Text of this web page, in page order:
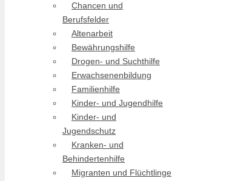
Chancen und
Berufsfelder
Altenarbeit
Bewährungshilfe
Drogen- und Suchthilfe
Erwachsenenbildung
Familienhilfe
Kinder- und Jugendhilfe
Kinder- und
Jugendschutz
Kranken- und
Behindertenhilfe
Migranten und Flüchtlinge